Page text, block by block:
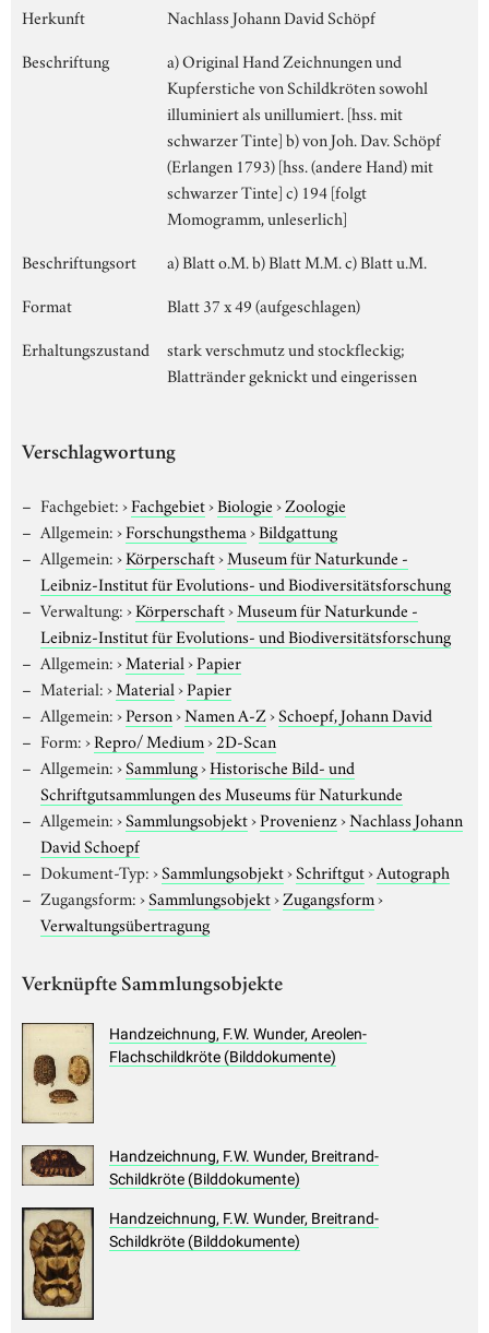
Herkunft
Nachlass Johann David Schöpf
Beschriftung
a) Original Hand Zeichnungen und
Kupferstiche von Schildkröten sowohl
illuminiert als unillumiert. [hss. mit
schwarzer Tinte] b) von Joh. Dav. Schöpf
(Erlangen 1793) [hss. (andere Hand) mit
schwarzer Tinte] c) 194 [folgt
Momogramm, unleserlich]
Beschriftungsort
a) Blatt o.M. b) Blatt M.M. c) Blatt u.M.
Format
Blatt 37 x 49 (aufgeschlagen)
Erhaltungszustand
stark verschmutz und stockfleckig;
Blattränder geknickt und eingerissen
Verschlagwortung
Fachgebiet:›Fachgebiet›Biologie›Zoologie
Allgemein:›Forschungsthema›Bildgattung
Allgemein:›Körperschaft›Museum für Naturkunde -
Leibniz-Institut für Evolutions- und Biodiversitätsforschung
Verwaltung:›Körperschaft›Museum für Naturkunde -
Leibniz-Institut für Evolutions- und Biodiversitätsforschung
Allgemein:›Material›Papier
Material:›Material›Papier
Allgemein:›Person›Namen A-Z›Schoepf, Johann David
Form:›Repro/ Medium›2D-Scan
Allgemein:›Sammlung›Historische Bild- und
Schriftgutsammlungen des Museums für Naturkunde
Allgemein:›Sammlungsobjekt›Provenienz›Nachlass Johann
David Schoepf
Dokument-Typ:›Sammlungsobjekt›Schriftgut›Autograph
Zugangsform:›Sammlungsobjekt›Zugangsform›
Verwaltungsübertragung
Verknüpfte Sammlungsobjekte
Handzeichnung, F.W. Wunder, Areolen-
Flachschildkröte (Bilddokumente)
Handzeichnung, F.W. Wunder, Breitrand-
Schildkröte (Bilddokumente)
Handzeichnung, F.W. Wunder, Breitrand-
Schildkröte (Bilddokumente)